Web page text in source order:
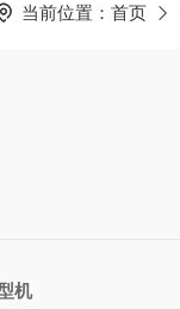
当前位置： 首页
机